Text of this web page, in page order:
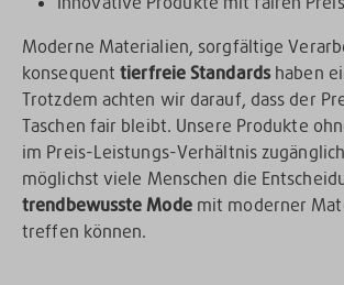
Moderne Materialien, sorgfältige
konsequent tierfreie Standardshaben
Trotzdem achten wir darauf, dass der
Taschen fair bleibt. Unsere Produkte
im Preis-Leistungs-Verhältnis
möglichst viele Menschen die
trendbewusste Modemit moderner
treffen können.